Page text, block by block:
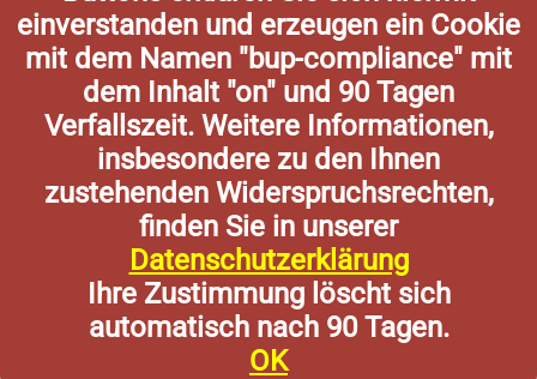
einverstanden und erzeugen ein Cookie
mit dem Namen "bup-compliance" mit
dem Inhalt "on" und 90 Tagen
Verfallszeit. Weitere Informationen,
insbesondere zu den Ihnen
zustehenden Widerspruchsrechten,
finden Sie in unserer
Datenschutzerklärung
Ihre Zustimmung löscht sich
automatisch nach 90 Tagen.
OK